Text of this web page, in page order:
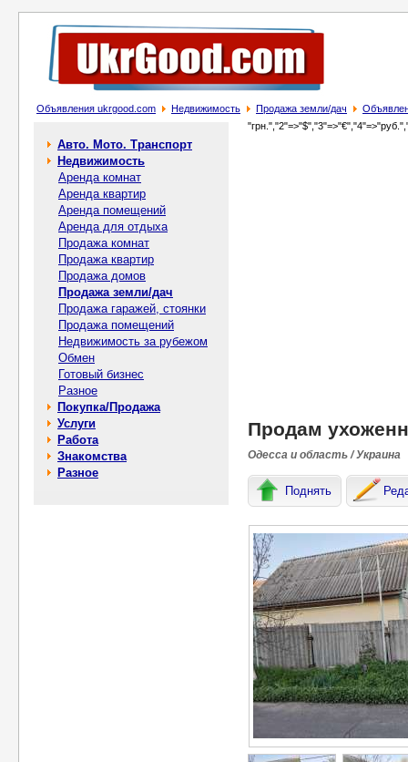
Объявления ukrgood.com Недвижимость Продажа земли/дач
Авто. Мото. Транспорт
Недвижимость
Аренда комнат
Аренда квартир
Аренда помещений
Аренда для отдыха
Продажа комнат
Продажа квартир
Продажа домов
Продажа земли/дач
Продажа гаражей, стоянки
Продажа помещений
Недвижимость за рубежом
Обмен
Готовый бизнес
Разное
Покупка/Продажа
Услуги
Работа
Знакомства
Разное
Продам
Одесса и область / Украина
Поднять